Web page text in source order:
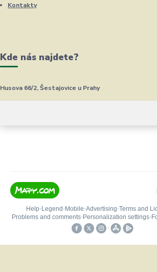
Kontakty
Kde nás najdete?
Husova 66/2, Šestajovice u Prahy